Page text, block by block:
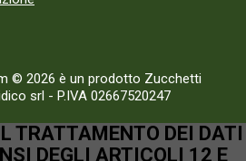
© 2026 è un prodotto Zucchetti
srl - P.IVA 02667520247
TRATTAMENTO DEI DATI
DEGLI ARTICOLI 12 E